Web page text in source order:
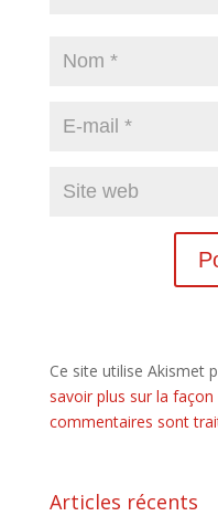
Ce site utilise Akismet
savoir plus sur la
commentaires sont
Articles récents